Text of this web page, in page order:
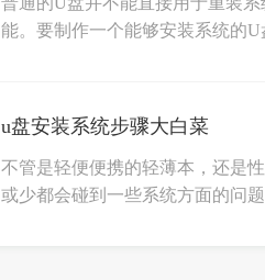
能。要制作一个能够安装系统的
u盘安装系统步骤大白菜
不管是轻便便携的轻薄本，还是
或少都会碰到一些系统方面的问